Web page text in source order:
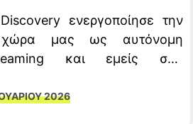
ενεργοποίησε την
χώρα μας ως αυτόνομη
και εμείς σας
2026